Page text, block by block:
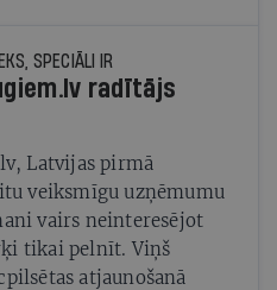
SPECIĀLI IR
radītājs
Latvijas pirmā
veiksmīgu uzņēmumu
vairs neinteresējot
tikai pelnīt. Viņš
vecpilsētas atjaunošanā